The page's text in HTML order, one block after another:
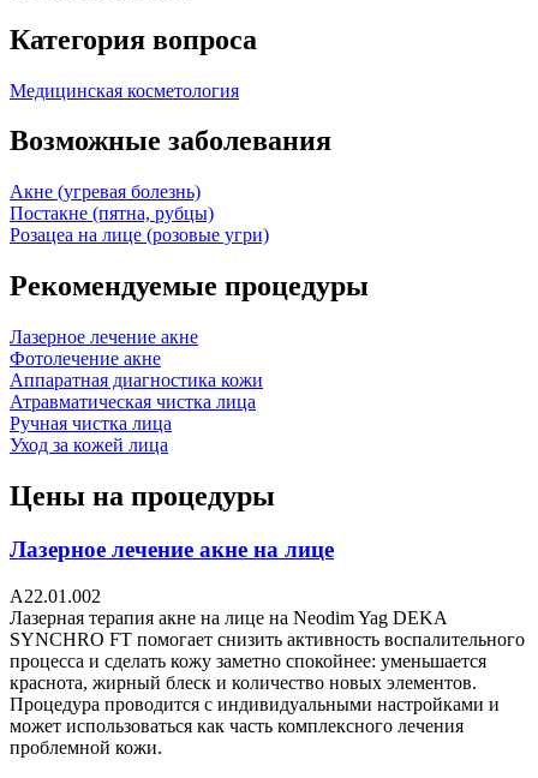
Категория вопроса
Медицинская косметология
Возможные заболевания
Акне (угревая болезнь)
Постакне (пятна, рубцы)
Розацеа на лице (розовые угри)
Рекомендуемые процедуры
Лазерное лечение акне
Фотолечение акне
Аппаратная диагностика кожи
Атравматическая чистка лица
Ручная чистка лица
Уход за кожей лица
Цены на процедуры
Лазерное лечение акне на лице
А22.01.002
Лазерная терапия акне на лице на Neodim Yag DEKA
SYNCHRO FT помогает снизить активность воспалительного
процесса и сделать кожу заметно спокойнее: уменьшается
краснота, жирный блеск и количество новых элементов.
Процедура проводится с индивидуальными настройками и
может использоваться как часть комплексного лечения
проблемной кожи.